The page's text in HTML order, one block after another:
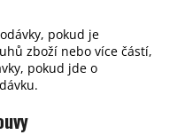
pokud je
zboží nebo více částí,
pokud jde o